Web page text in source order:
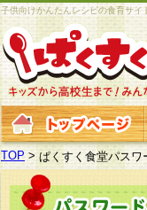
子供向けかんたんレシピの食育サイ
TOP >ぱくすく食堂パスワ